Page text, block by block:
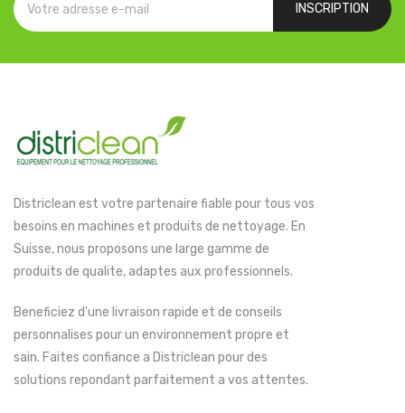
INSCRIPTION
Districlean est votre partenaire fiable pour tous vos
besoins en machines et produits de nettoyage. En
Suisse, nous proposons une large gamme de
produits de qualite, adaptes aux professionnels.
Beneficiez d'une livraison rapide et de conseils
personnalises pour un environnement propre et
sain. Faites confiance a Districlean pour des
solutions repondant parfaitement a vos attentes.